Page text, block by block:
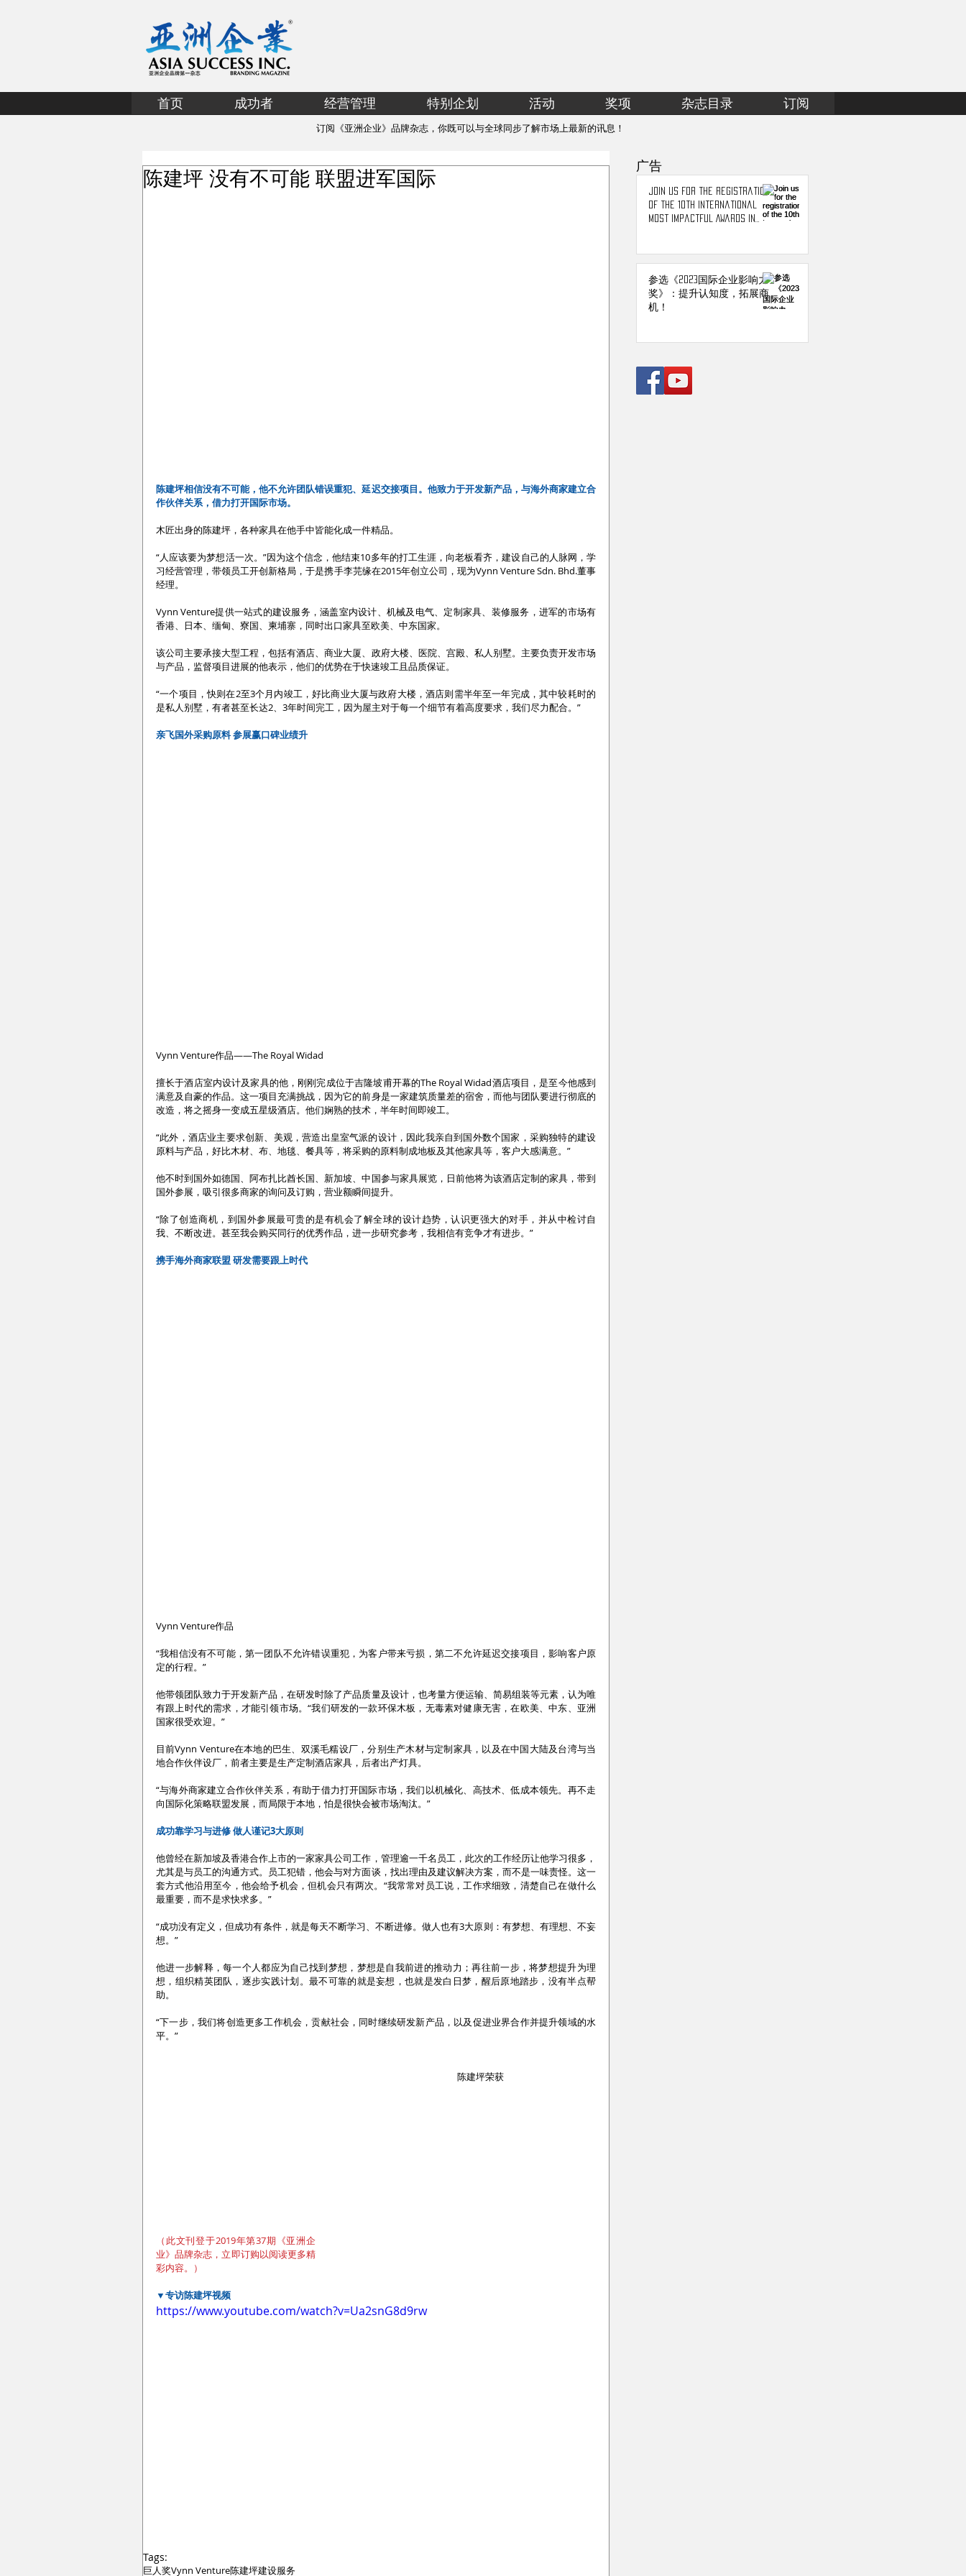
首页 成功者 经营管理 特别企划 活动 奖项 杂志目录 订阅
订阅《亚洲企业》品牌杂志，你既可以与全球同步了解市场上最新的讯息！
陈建坪 没有不可能 联盟进军国际
陈建坪相信没有不可能，他不允许团队错误重犯、延迟交接项目。他致力于开发新产品，与海外商家建立合
作伙伴关系，借力打开国际市场。
木匠出身的陈建坪，各种家具在他手中皆能化成一件精品。
“人应该要为梦想活一次。”因为这个信念，他结束10多年的打工生涯，向老板看齐，建设自己的人脉网，学
习经营管理，带领员工开创新格局，于是携手李芫缘在2015年创立公司，现为Vynn Venture Sdn. Bhd.董事
经理。
Vynn Venture提供一站式的建设服务，涵盖室内设计、机械及电气、定制家具、装修服务，进军的市场有
香港、日本、缅甸、寮国、柬埔寨，同时出口家具至欧美、中东国家。
该公司主要承接大型工程，包括有酒店、商业大厦、政府大楼、医院、宫殿、私人别墅。主要负责开发市场
与产品，监督项目进展的他表示，他们的优势在于快速竣工且品质保证。
“一个项目，快则在2至3个月内竣工，好比商业大厦与政府大楼，酒店则需半年至一年完成，其中较耗时的
是私人别墅，有者甚至长达2、3年时间完工，因为屋主对于每一个细节有着高度要求，我们尽力配合。”
亲飞国外采购原料 参展赢口碑业绩升
Vynn Venture作品——The Royal Widad
擅长于酒店室内设计及家具的他，刚刚完成位于吉隆坡甫开幕的The Royal Widad酒店项目，是至今他感到
满意及自豪的作品。这一项目充满挑战，因为它的前身是一家建筑质量差的宿舍，而他与团队要进行彻底的
改造，将之摇身一变成五星级酒店。他们娴熟的技术，半年时间即竣工。
“此外，酒店业主要求创新、美观，营造出皇室气派的设计，因此我亲自到国外数个国家，采购独特的建设
原料与产品，好比木材、布、地毯、餐具等，将采购的原料制成地板及其他家具等，客户大感满意。”
他不时到国外如德国、阿布扎比酋长国、新加坡、中国参与家具展览，日前他将为该酒店定制的家具，带到
国外参展，吸引很多商家的询问及订购，营业额瞬间提升。
“除了创造商机，到国外参展最可贵的是有机会了解全球的设计趋势，认识更强大的对手，并从中检讨自
我、不断改进。甚至我会购买同行的优秀作品，进一步研究参考，我相信有竞争才有进步。”
携手海外商家联盟 研发需要跟上时代
Vynn Venture作品
“我相信没有不可能，第一团队不允许错误重犯，为客户带来亏损，第二不允许延迟交接项目，影响客户原
定的行程。”
他带领团队致力于开发新产品，在研发时除了产品质量及设计，也考量方便运输、简易组装等元素，认为唯
有跟上时代的需求，才能引领市场。“我们研发的一款环保木板，无毒素对健康无害，在欧美、中东、亚洲
国家很受欢迎。”
目前Vynn Venture在本地的巴生、双溪毛糯设厂，分别生产木材与定制家具，以及在中国大陆及台湾与当
地合作伙伴设厂，前者主要是生产定制酒店家具，后者出产灯具。
“与海外商家建立合作伙伴关系，有助于借力打开国际市场，我们以机械化、高技术、低成本领先。再不走
向国际化策略联盟发展，而局限于本地，怕是很快会被市场淘汰。”
成功靠学习与进修 做人谨记3大原则
他曾经在新加坡及香港合作上市的一家家具公司工作，管理逾一千名员工，此次的工作经历让他学习很多，
尤其是与员工的沟通方式。员工犯错，他会与对方面谈，找出理由及建议解决方案，而不是一味责怪。这一
套方式他沿用至今，他会给予机会，但机会只有两次。“我常常对员工说，工作求细致，清楚自己在做什么
最重要，而不是求快求多。”
“成功没有定义，但成功有条件，就是每天不断学习、不断进修。做人也有3大原则：有梦想、有理想、不妄
想。”
他进一步解释，每一个人都应为自己找到梦想，梦想是自我前进的推动力；再往前一步，将梦想提升为理
想，组织精英团队，逐步实践计划。最不可靠的就是妄想，也就是发白日梦，醒后原地踏步，没有半点帮
助。
“下一步，我们将创造更多工作机会，贡献社会，同时继续研发新产品，以及促进业界合作并提升领域的水
平。”
                                                                                                 陈建坪荣获
（此文刊登于2019年第37期《亚洲企
业》品牌杂志，立即订购以阅读更多精
彩内容。）
▼专访陈建坪视频
https://www.youtube.com/watch?v=Ua2snG8d9rw
Tags:
巨人奖Vynn Venture陈建坪建设服务
广告
Join us for the registration
of the 10th International
Most Impactful Awards in
参选《2023国际企业影响力
奖》：提升认知度，拓展商
机！